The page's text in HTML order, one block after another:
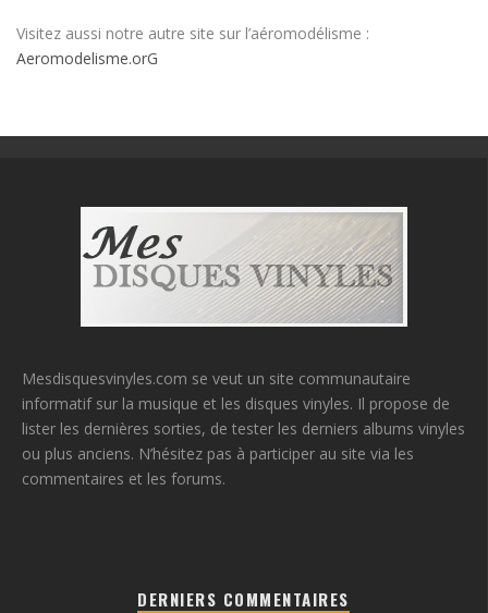
Visitez aussi notre autre site sur l’aéromodélisme :
Aeromodelisme.orG
Mesdisquesvinyles.com se veut un site communautaire
informatif sur la musique et les disques vinyles. Il propose de
lister les dernières sorties, de tester les derniers albums vinyles
ou plus anciens. N’hésitez pas à participer au site via les
commentaires et les forums.
DERNIERS COMMENTAIRES